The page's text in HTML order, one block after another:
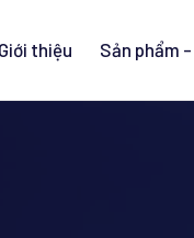
Giới thiệu Sản phẩm